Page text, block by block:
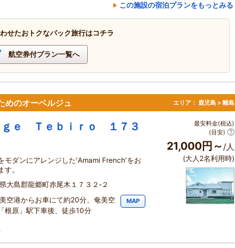
この施設の宿泊プランをもっとみる
せたおトクなパック旅行はコチラ
航空券付プラン一覧へ
めのオーベルジュ エリア： 鹿児島 > 離島
ｇｅ Ｔｅｂｉｒｏ １７３
モダンにアレンジした'Amami French'をお
。
大島郡龍郷町赤尾木１７３２‐２
空港からお車にて約20分、奄美空
根原」駅下車後、徒歩10分
MAP
最安料金(税込)
(目安)
21,000円～ /人
(大人2名利用時)